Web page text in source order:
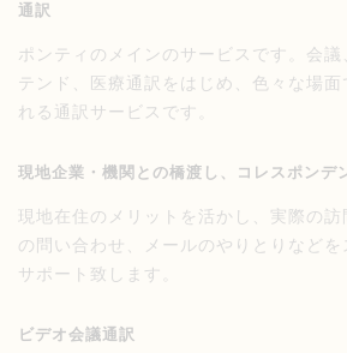
通訳
ポンティのメインのサービスです。会議
テンド、医療通訳をはじめ、色々な場面
れる通訳サービスです。
現地企業・機関との橋渡し、コレスポンデ
現地在住のメリットを活かし、実際の
の問い合わせ、メールのやりとりなどを
サポート致します。
ビデオ会議通訳